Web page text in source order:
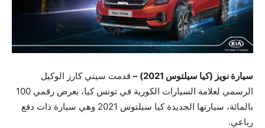
سيارة نويز (كيا سيلتوس 2021) –
قدمت سيتي كارز الوكيل
الرسمي لعلامة السيارات الكورية في تونس كيا، بعرض رقمي 100
بالمائة، سيارتها الجديدة كيا سيلتوس 2021 وهي سيارة ذات دفع
رباعي.